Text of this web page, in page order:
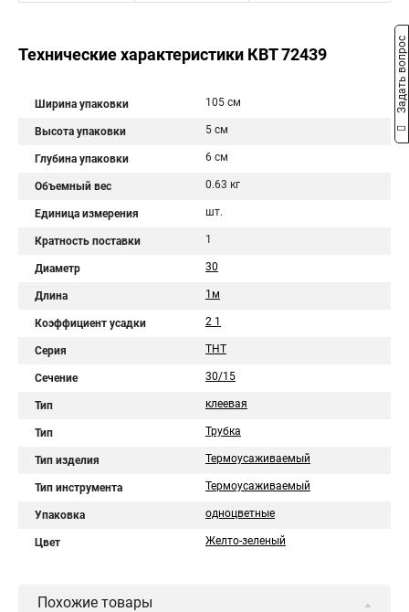
Технические характеристики КВТ 72439
Ширина упаковки 105 см
Высота упаковки 5 см
Глубина упаковки 6 см
Объемный вес 0.63 кг
Единица измерения шт.
Кратность поставки 1
Диаметр 30
Длина 1м
Коэффициент усадки 2 1
Серия ТНТ
Сечение 30/15
Тип клеевая
Тип Трубка
Тип изделия Термоусаживаемый
Тип инструмента Термоусаживаемый
Упаковка одноцветные
Цвет Желто-зеленый
Похожие товары
Задать вопрос